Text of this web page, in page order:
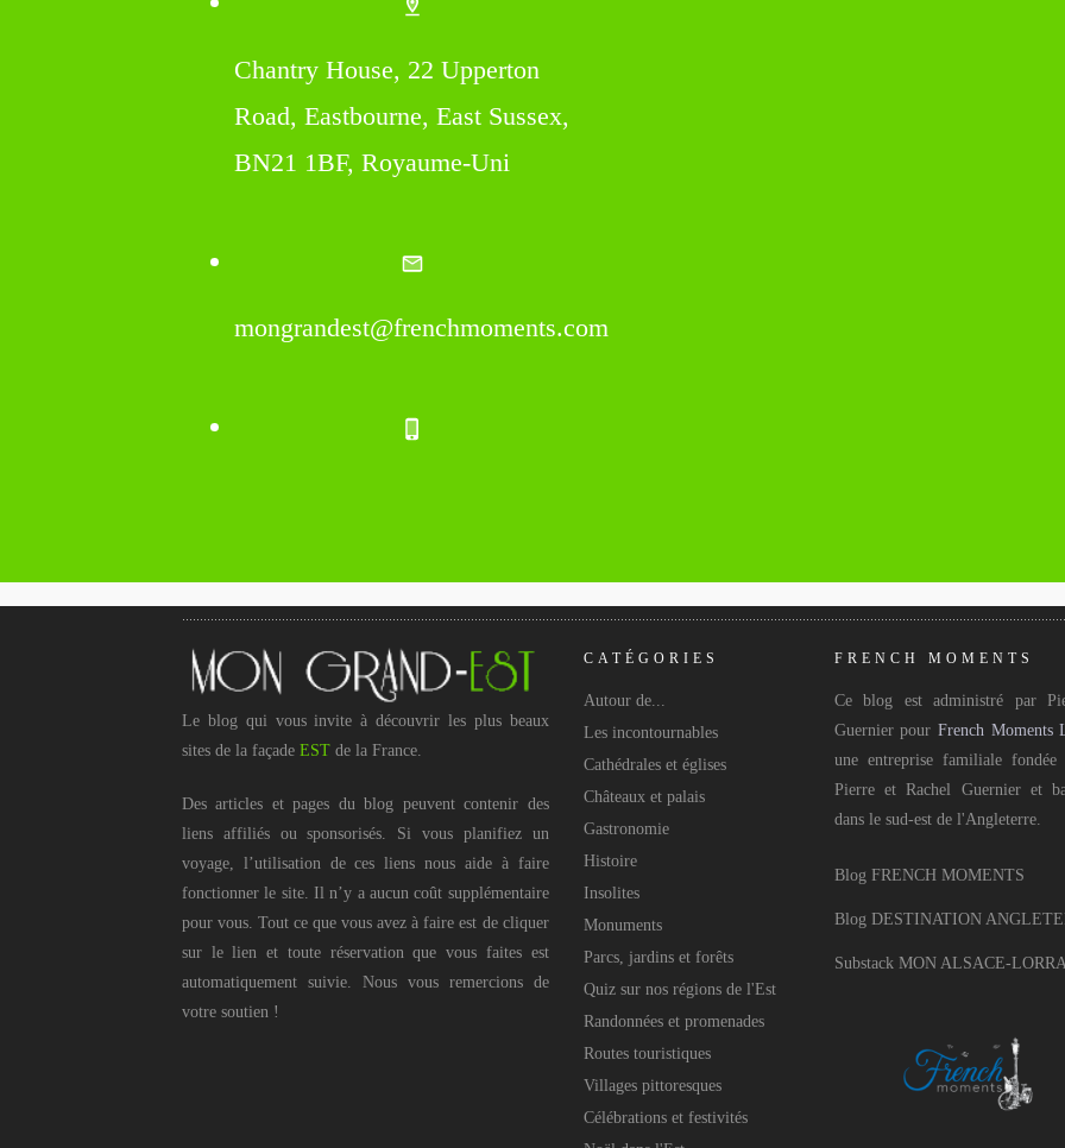
Chantry House, 22 Upperton
Road, Eastbourne, East Sussex,
BN21 1BF, Royaume-Uni
mongrandest@frenchmoments.com
Le blog qui vous invite à découvrir les plus beaux
sites de la façade EST de la France.
Des articles et pages du blog peuvent contenir des
liens affiliés ou sponsorisés. Si vous planifiez un
voyage, l’utilisation de ces liens nous aide à faire
fonctionner le site. Il n’y a aucun coût supplémentaire
pour vous. Tout ce que vous avez à faire est de cliquer
sur le lien et toute réservation que vous faites est
automatiquement suivie. Nous vous remercions de
votre soutien !
CATÉGORIES
Autour de...
Les incontournables
Cathédrales et églises
Châteaux et palais
Gastronomie
Histoire
Insolites
Monuments
Parcs, jardins et forêts
Quiz sur nos régions de l'Est
Randonnées et promenades
Routes touristiques
Villages pittoresques
Célébrations et festivités
FRENCH MOMENTS
Ce blog est administré par
Guernier pour French Moments
une entreprise familiale fondée
Pierre et Rachel Guernier et
dans le sud-est de l'Angleterre.
Blog FRENCH MOMENTS
Blog DESTINATION
Substack MON ALSACE-